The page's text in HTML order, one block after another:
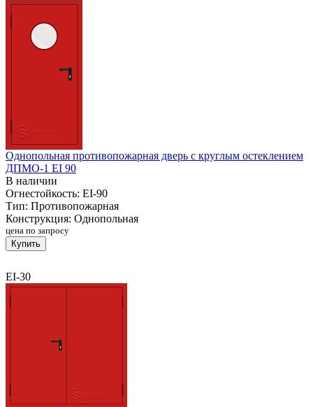
Однопольная противопожарная дверь с круглым остеклением
ДПМО-1 EI 90
В наличии
Огнестойкость: EI-90
Тип: Противопожарная
Конструкция: Однопольная
цена по запросу
Купить
EI-30